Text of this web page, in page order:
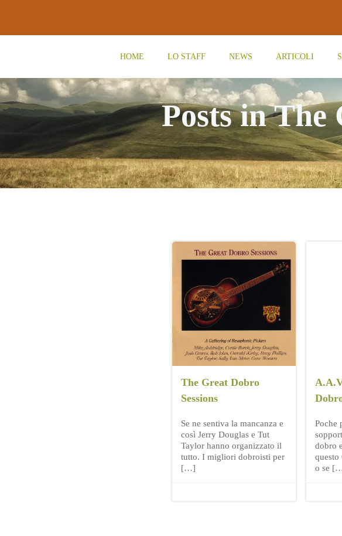
contenuto
HOME LO STAFF NEWS ARTICOLI
Posts in The
The Great Dobro
Sessions
Se ne sentiva la mancanza e
così Jerry Douglas e Tut
Taylor hanno organizzato il
tutto. I migliori dobroisti per
[…]
Poche
dobro
questo
o se